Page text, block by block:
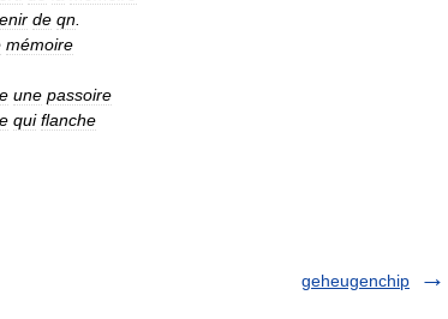
de qn
mémoire
une passoire
qui flanche
geheugenchip